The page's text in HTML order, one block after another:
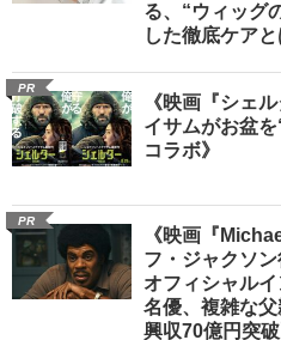
る、“ウィッグ
した徹底ケア
PR
《映画『シェ
イサムがお盆を
コラボ》
PR
《映画『
フ・ジャクソ
オフィシャル
名優、複雑な
興収70億円突破